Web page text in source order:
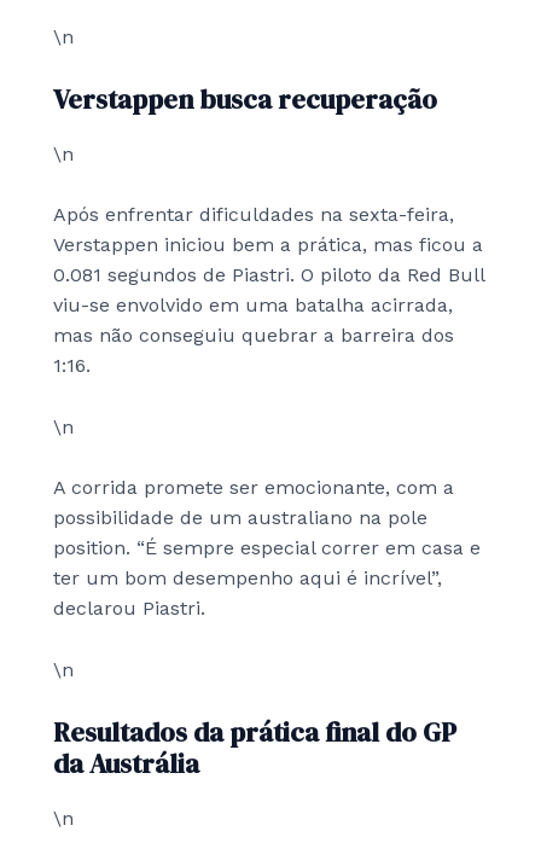
\n
Verstappen busca recuperação
\n
Após enfrentar dificuldades na sexta-feira,
Verstappen iniciou bem a prática, mas ficou a
0.081 segundos de Piastri. O piloto da Red Bull
viu-se envolvido em uma batalha acirrada,
mas não conseguiu quebrar a barreira dos
1:16.
\n
A corrida promete ser emocionante, com a
possibilidade de um australiano na pole
position. “É sempre especial correr em casa e
ter um bom desempenho aqui é incrível”,
declarou Piastri.
\n
Resultados da prática final do GP
da Austrália
\n